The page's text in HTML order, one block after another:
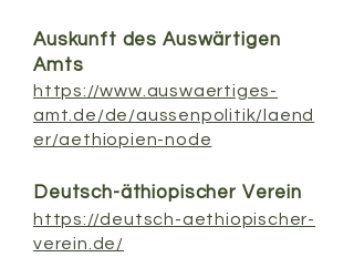
Auskunft des Auswärtigen
Amts
https://www.auswaertiges-
amt.de/de/aussenpolitik/laend
er/aethiopien-node
Deutsch-äthiopischer Verein
https://deutsch-aethiopischer-
verein.de/